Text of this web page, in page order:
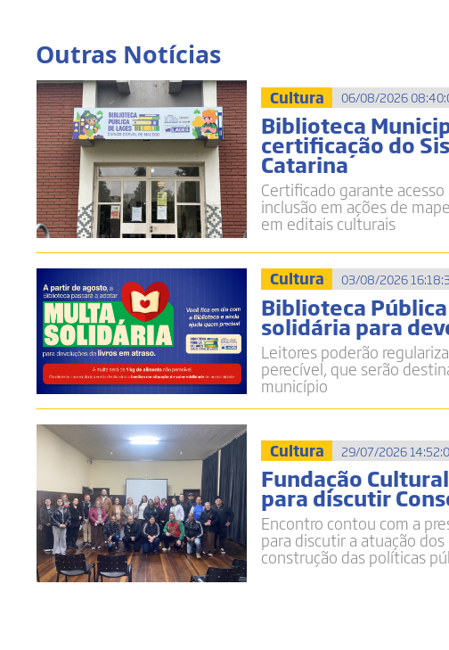
Outras Notícias
Cultura 06/08/2026
Biblioteca
certificação do
Catarina
Certificado garante
inclusão em ações de
em editais culturais
Cultura 03/08/2026
Biblioteca
solidária para
Leitores poderão
perecível, que serão
município
Cultura 29/07/2026
Fundação
para discutir
Encontro contou com a
para discutir a atuação
construção das políticas